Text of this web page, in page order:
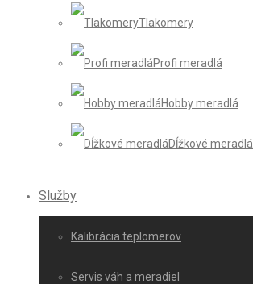
Tlakomery
Profi meradlá
Hobby meradlá
Dĺžkové meradlá
Služby
Kalibrácia teplomerov
Servis váh a meradiel